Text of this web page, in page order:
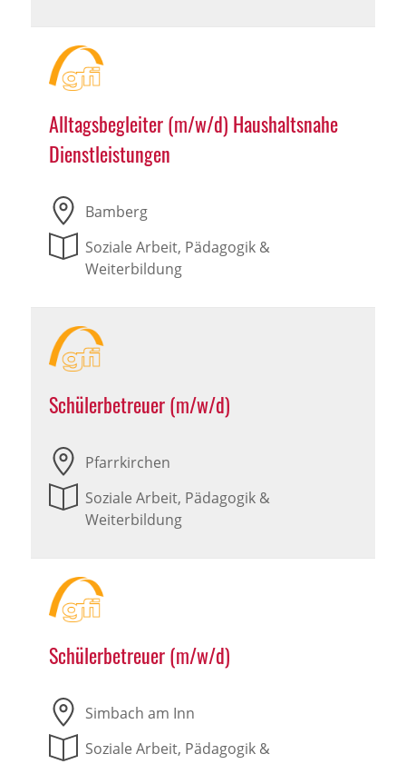
Alltagsbegleiter (m/w/d) Haushaltsnahe
Dienstleistungen
Bamberg
Soziale Arbeit, Pädagogik &
Weiterbildung
Schülerbetreuer (m/w/d)
Pfarrkirchen
Soziale Arbeit, Pädagogik &
Weiterbildung
Schülerbetreuer (m/w/d)
Simbach am Inn
Soziale Arbeit, Pädagogik &